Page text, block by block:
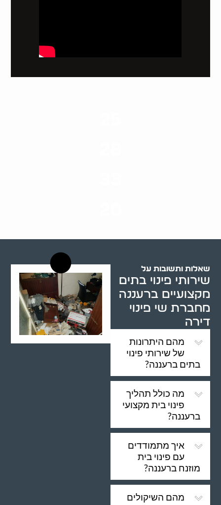
שאלות ותשובות על
שירותי פינוי בתים
מקצועיים ברעננה
מחברת שי פינוי
דירה
מהם היתרונות
של שירותי פינוי
בתים ברעננה?
מה כולל תהליך
פינוי בית מקצועי
ברעננה?
איך מתמודדים
עם פינוי בית
מוזנח ברעננה?
מהם השיקולים